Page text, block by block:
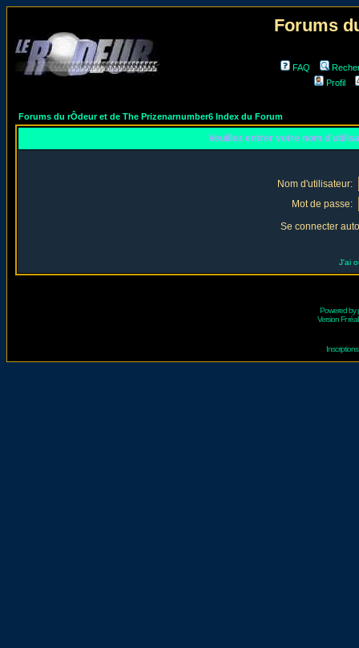
Forums
FAQ
Profil
Forums du rÔdeur et de The Prizenarnumber6 Index du Forum
Veuillez entrer votre nom
Nom d'utilisateur:
Mot de passe:
Se connecter
J'ai
Powered by
Version Fr